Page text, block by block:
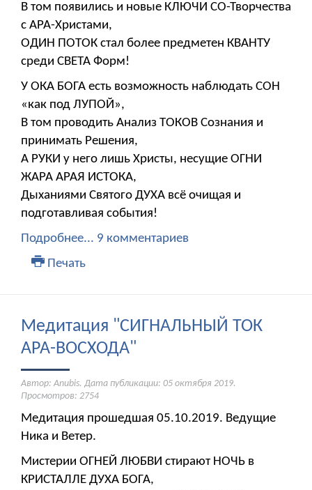
В том появились и новые КЛЮЧИ СО-Творчества
с АРА-Христами,
ОДИН ПОТОК стал более предметен КВАНТУ
среди СВЕТА Форм!
У ОКА БОГА есть возможность наблюдать СОН
«как под ЛУПОЙ»,
В том проводить Анализ ТОКОВ Сознания и
принимать Решения,
А РУКИ у него лишь Христы, несущие ОГНИ
ЖАРА АРАЯ ИСТОКА,
Дыханиями Святого ДУХА всё очищая и
подготавливая события!
Подробнее... 9 комментариев
Печать
Медитация "СИГНАЛЬНЫЙ ТОК
АРА-ВОСХОДА"
Автор: Anubis. Дата публикации: 05 октября 2019.
Просмотров: 2754
Медитация прошедшая 05.10.2019. Ведущие
Ника и Ветер.
Мистерии ОГНЕЙ ЛЮБВИ стирают НОЧЬ в
КРИСТАЛЛЕ ДУХА БОГА,